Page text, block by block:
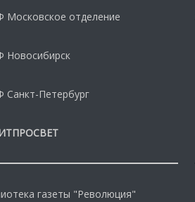
Московское отделение
Новосибирск
Санкт-Петербург
газеты "Революция"